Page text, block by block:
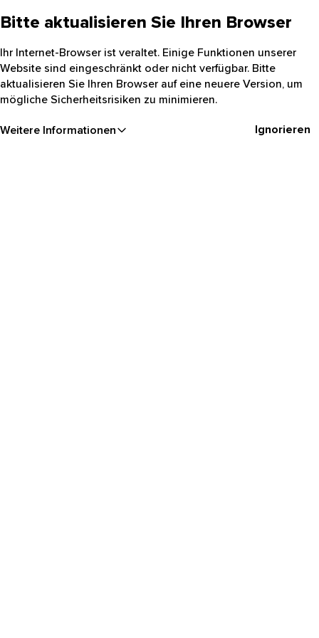
Bitte aktualisieren Sie Ihren Browser
Ihr Internet-Browser ist veraltet. Einige Funktionen unserer
Website sind eingeschränkt oder nicht verfügbar. Bitte
aktualisieren Sie Ihren Browser auf eine neuere Version, um
mögliche Sicherheitsrisiken zu minimieren.
Weitere Informationen Ignorieren